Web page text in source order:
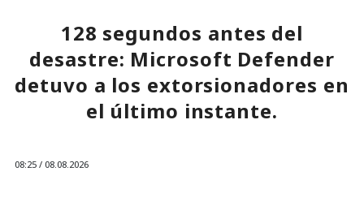
128 segundos antes del
desastre: Microsoft Defender
detuvo a los extorsionadores en
el último instante.
08:25 / 08.08.2026